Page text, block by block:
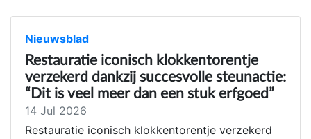
Nieuwsblad
Restauratie iconisch klokkentorentje
verzekerd dankzij succesvolle steunactie:
“Dit is veel meer dan een stuk erfgoed”
14 Jul 2026
Restauratie iconisch klokkentorentje verzekerd